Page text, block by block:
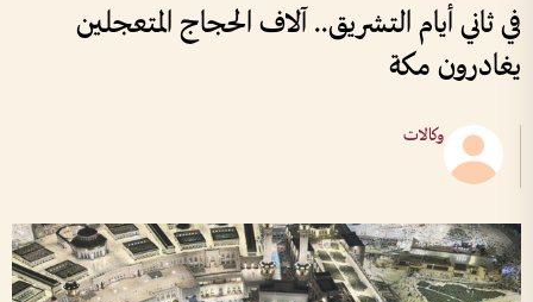
في ثاني أيام التشريق.. آلاف الحجاج المتعجلين
يغادرون مكة
وكالات